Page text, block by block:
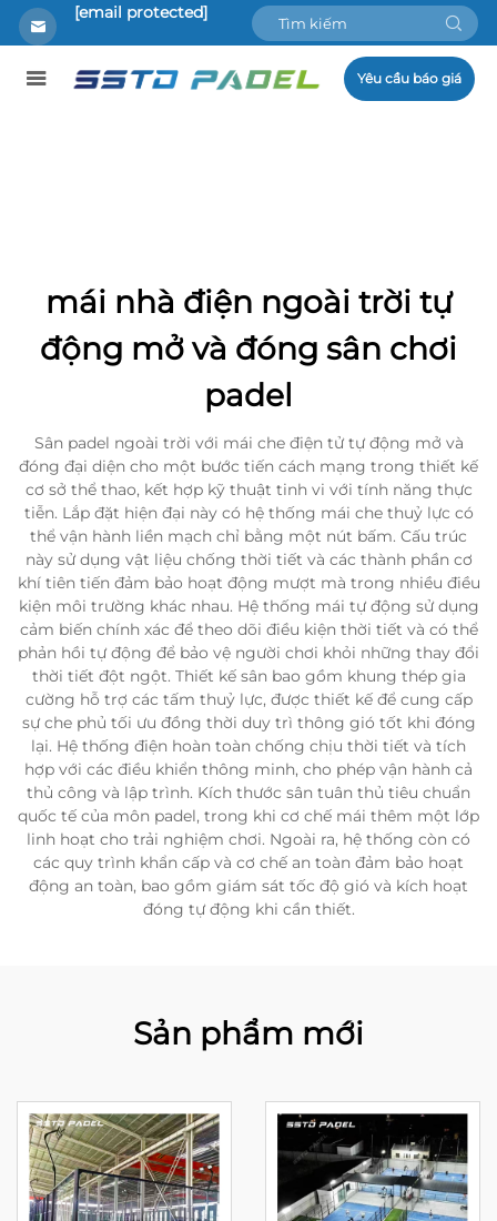
[email protected]
Yêu cầu báo giá
mái nhà điện ngoài trời tự
động mở và đóng sân chơi
padel
Sân padel ngoài trời với mái che điện tử tự động mở và
đóng đại diện cho một bước tiến cách mạng trong thiết kế
cơ sở thể thao, kết hợp kỹ thuật tinh vi với tính năng thực
tiễn. Lắp đặt hiện đại này có hệ thống mái che thuỷ lực có
thể vận hành liền mạch chỉ bằng một nút bấm. Cấu trúc
này sử dụng vật liệu chống thời tiết và các thành phần cơ
khí tiên tiến đảm bảo hoạt động mượt mà trong nhiều điều
kiện môi trường khác nhau. Hệ thống mái tự động sử dụng
cảm biến chính xác để theo dõi điều kiện thời tiết và có thể
phản hồi tự động để bảo vệ người chơi khỏi những thay đổi
thời tiết đột ngột. Thiết kế sân bao gồm khung thép gia
cường hỗ trợ các tấm thuỷ lực, được thiết kế để cung cấp
sự che phủ tối ưu đồng thời duy trì thông gió tốt khi đóng
lại. Hệ thống điện hoàn toàn chống chịu thời tiết và tích
hợp với các điều khiển thông minh, cho phép vận hành cả
thủ công và lập trình. Kích thước sân tuân thủ tiêu chuẩn
quốc tế của môn padel, trong khi cơ chế mái thêm một lớp
linh hoạt cho trải nghiệm chơi. Ngoài ra, hệ thống còn có
các quy trình khẩn cấp và cơ chế an toàn đảm bảo hoạt
động an toàn, bao gồm giám sát tốc độ gió và kích hoạt
đóng tự động khi cần thiết.
Sản phẩm mới